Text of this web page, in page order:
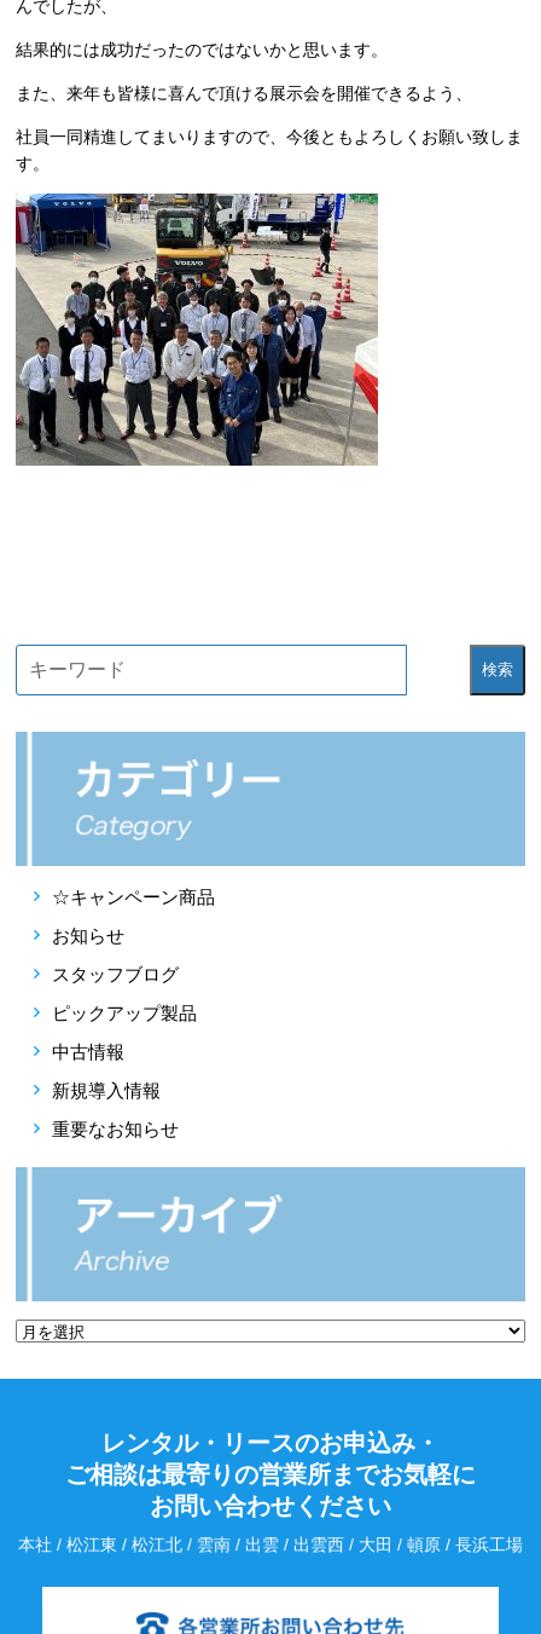
んでしたが、
結果的には成功だったのではないかと思います。
また、来年も皆様に喜んで頂ける展示会を開催できるよう、
社員一同精進してまいりますので、今後ともよろしくお願い致しま
す。
検索
☆キャンペーン商品
お知らせ
スタッフブログ
ピックアップ製品
中古情報
新規導入情報
重要なお知らせ
レンタル・リースのお申込み・
ご相談は最寄りの営業所までお気軽に
お問い合わせください
本社 / 松江東 / 松江北 / 雲南 / 出雲 / 出雲西 / 大田 / 頓原 / 長浜工場